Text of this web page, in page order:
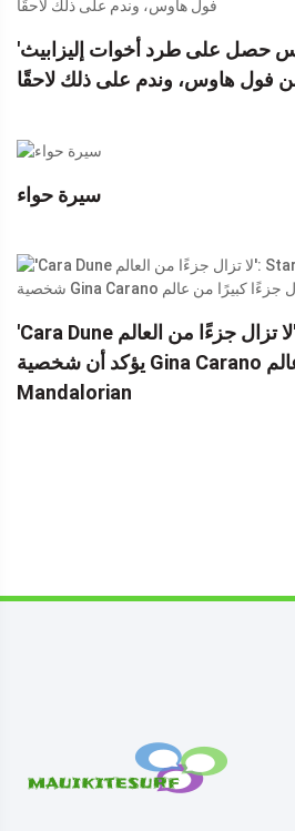
'أخرجهم': جون ستاموس حصل على طرد أخوات إليزابيث
فول هاوس، وندم على ذلك لاحقًا
سيرة حواء
'Cara Dune لا تزال جزءًا من العالم': Star Wars Boss
يؤكد أن شخصية Gina Carano لا تزال جزءًا كبيرًا من عالم
Mandalorian